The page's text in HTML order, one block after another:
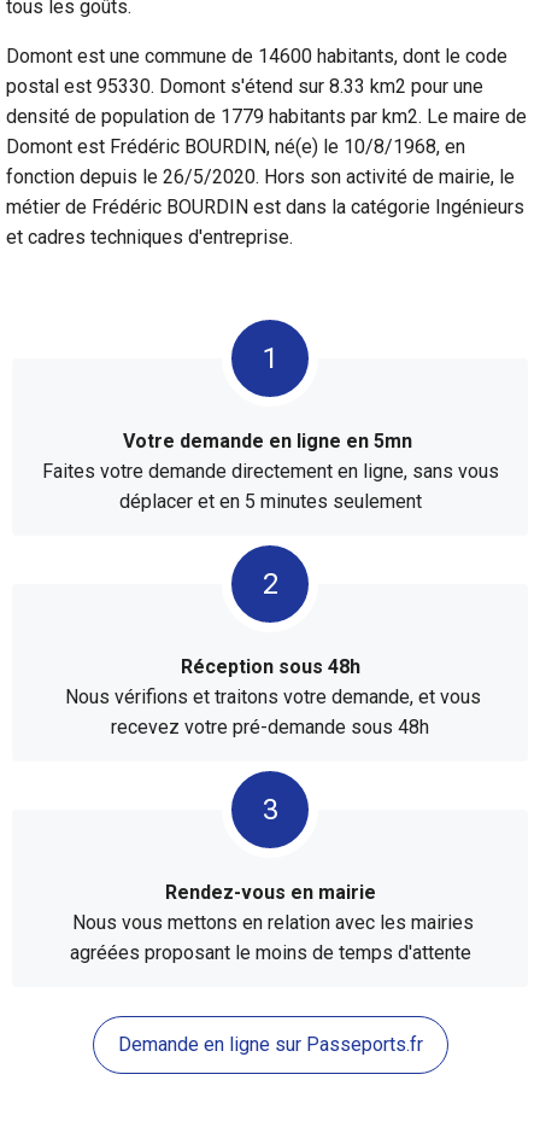
tous les goûts.
Domont est une commune de 14600 habitants, dont le code
postal est 95330. Domont s'étend sur 8.33 km2 pour une
densité de population de 1779 habitants par km2. Le maire de
Domont est Frédéric BOURDIN, né(e) le 10/8/1968, en
fonction depuis le 26/5/2020. Hors son activité de mairie, le
métier de Frédéric BOURDIN est dans la catégorie Ingénieurs
et cadres techniques d'entreprise.
Votre demande en ligne en 5mn
Faites votre demande directement en ligne, sans vous
déplacer et en 5 minutes seulement
Réception sous 48h
Nous vérifions et traitons votre demande, et vous
recevez votre pré-demande sous 48h
Rendez-vous en mairie
Nous vous mettons en relation avec les mairies
agréées proposant le moins de temps d'attente
Demande en ligne sur Passeports.fr